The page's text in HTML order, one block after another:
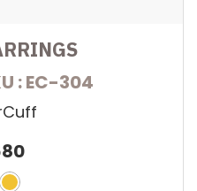
: EC-304